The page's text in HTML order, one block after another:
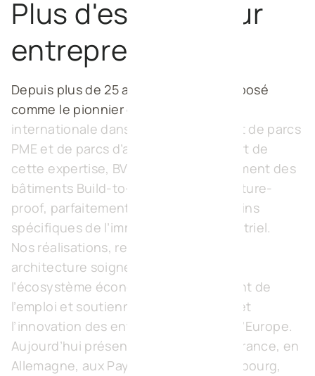
Plus d'espace pour
entreprendre
Depuis plus de 25 ans, BVI.EU s’est imposé
comme le pionnier et la référence
internationale dans le développement de parcs
PME et de parcs d’activités mixtes. Fort de
cette expertise, BVI.EU conçoit également des
bâtiments Build-to-Suit flexibles et future-
proof, parfaitement adaptés aux besoins
spécifiques de l’immobilier semi-industriel.
Nos réalisations, reconnues pour leur
architecture soignée, enrichissent
l’écosystème économique local, créent de
l’emploi et soutiennent la croissance et
l’innovation des entreprises à travers l’Europe.
Aujourd’hui présent en Belgique, en France, en
Allemagne, aux Pays-Bas et au Luxembourg,